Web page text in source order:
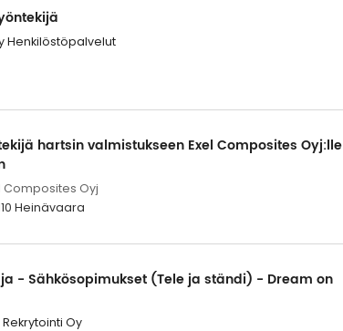
Henkilöstöpalvelut
hartsin valmistukseen Exel Composites Oyj:lle
Composites Oyj
Heinävaara
- Sähkösopimukset (Tele ja ständi) - Dream on
Rekrytointi Oy